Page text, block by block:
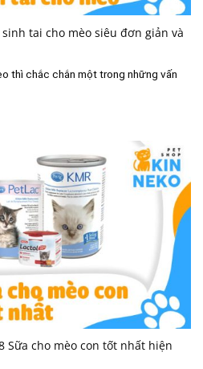
tai cho mèo siêu đơn giản và
thì chắc chắn một trong những vấn
Sữa cho mèo con tốt nhất hiện